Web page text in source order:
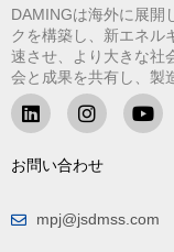
DAMINGは海外に展開
クを構築し、新エネル
速させ、より大きな社
会と成果を共有し、製
お問い合わせ
mpj@jsdmss.com